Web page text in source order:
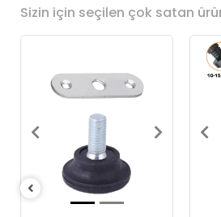
Sizin için seçilen çok satan